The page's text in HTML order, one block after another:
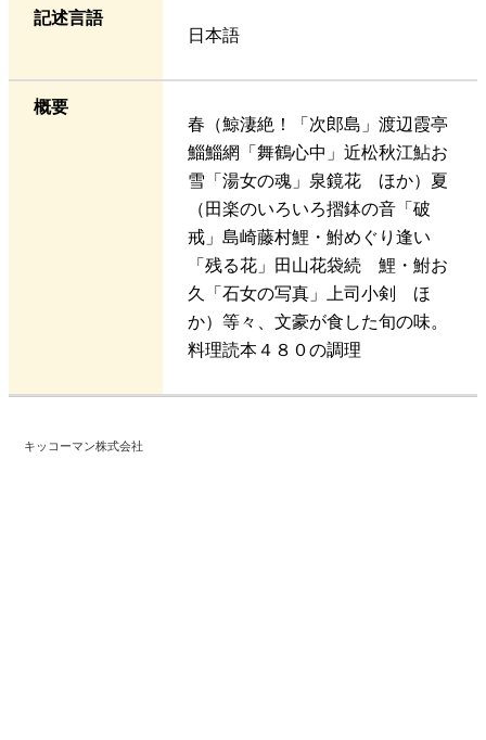
記述言語
日本語
概要
春（鯨淒絶！「次郎島」渡辺霞亭
鯔鯔網「舞鶴心中」近松秋江鮎お
雪「湯女の魂」泉鏡花 ほか）夏
（田楽のいろいろ摺鉢の音「破
戒」島崎藤村鯉・鮒めぐり逢い
「残る花」田山花袋続 鯉・鮒お
久「石女の写真」上司小剣 ほ
か）等々、文豪が食した旬の味。
料理読本４８０の調理
キッコーマン株式会社